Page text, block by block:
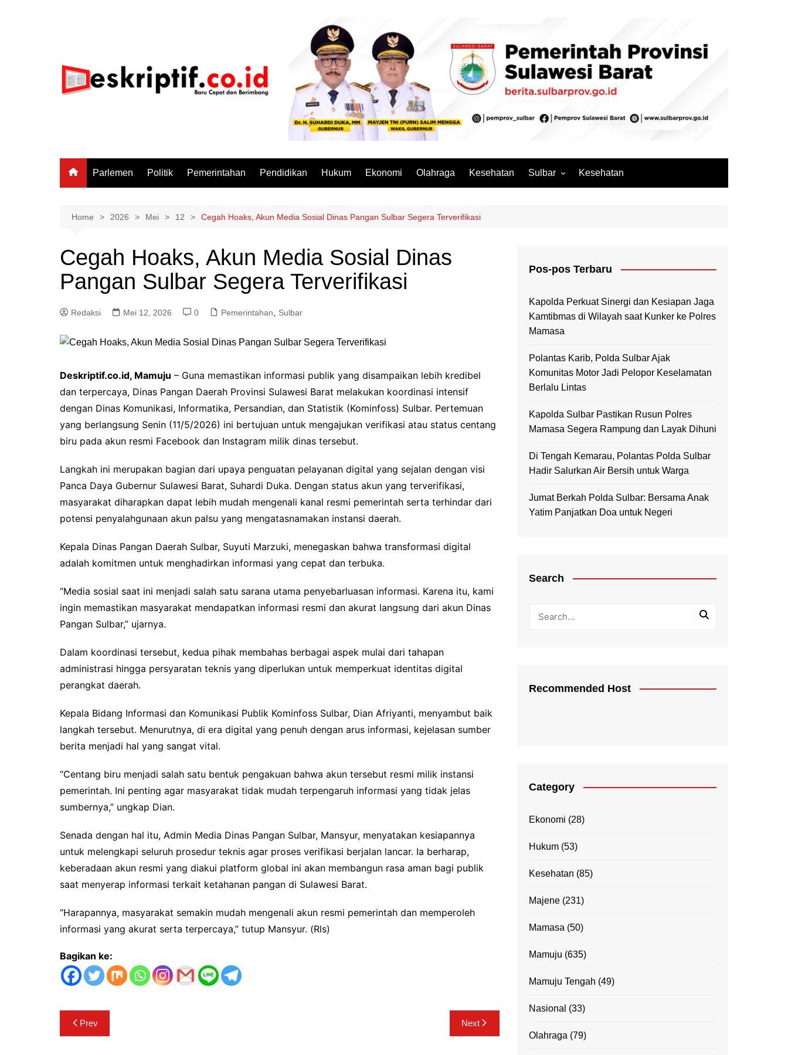
Parlemen Politik Pemerintahan Pendidikan Hukum Ekonomi Olahraga Kesehatan Sulbar
Mamasa
Kesehatan
Home 2026 Mei 12 Cegah Hoaks, Akun Media Sosial Dinas Pangan Sulbar Segera Terverifikasi
Cegah Hoaks, Akun Media Sosial Dinas
Pangan Sulbar Segera Terverifikasi
Redaksi Mei 12, 2026 0 Pemerintahan Sulbar
Deskriptif.co.id, Mamuju – Guna memastikan informasi publik yang disampaikan lebih kredibel
dan terpercaya, Dinas Pangan Daerah Provinsi Sulawesi Barat melakukan koordinasi intensif
dengan Dinas Komunikasi, Informatika, Persandian, dan Statistik (Kominfoss) Sulbar. Pertemuan
yang berlangsung Senin (11/5/2026) ini bertujuan untuk mengajukan verifikasi atau status centang
biru pada akun resmi Facebook dan Instagram milik dinas tersebut.
Langkah ini merupakan bagian dari upaya penguatan pelayanan digital yang sejalan dengan visi
Panca Daya Gubernur Sulawesi Barat, Suhardi Duka. Dengan status akun yang terverifikasi,
masyarakat diharapkan dapat lebih mudah mengenali kanal resmi pemerintah serta terhindar dari
potensi penyalahgunaan akun palsu yang mengatasnamakan instansi daerah.
Kepala Dinas Pangan Daerah Sulbar, Suyuti Marzuki, menegaskan bahwa transformasi digital
adalah komitmen untuk menghadirkan informasi yang cepat dan terbuka.
“Media sosial saat ini menjadi salah satu sarana utama penyebarluasan informasi. Karena itu, kami
ingin memastikan masyarakat mendapatkan informasi resmi dan akurat langsung dari akun Dinas
Pangan Sulbar,” ujarnya.
Dalam koordinasi tersebut, kedua pihak membahas berbagai aspek mulai dari tahapan
administrasi hingga persyaratan teknis yang diperlukan untuk memperkuat identitas digital
perangkat daerah.
Kepala Bidang Informasi dan Komunikasi Publik Kominfoss Sulbar, Dian Afriyanti, menyambut baik
langkah tersebut. Menurutnya, di era digital yang penuh dengan arus informasi, kejelasan sumber
berita menjadi hal yang sangat vital.
“Centang biru menjadi salah satu bentuk pengakuan bahwa akun tersebut resmi milik instansi
pemerintah. Ini penting agar masyarakat tidak mudah terpengaruh informasi yang tidak jelas
sumbernya,” ungkap Dian.
Senada dengan hal itu, Admin Media Dinas Pangan Sulbar, Mansyur, menyatakan kesiapannya
untuk melengkapi seluruh prosedur teknis agar proses verifikasi berjalan lancar. Ia berharap,
keberadaan akun resmi yang diakui platform global ini akan membangun rasa aman bagi publik
saat menyerap informasi terkait ketahanan pangan di Sulawesi Barat.
“Harapannya, masyarakat semakin mudah mengenali akun resmi pemerintah dan memperoleh
informasi yang akurat serta terpercaya,” tutup Mansyur. (Rls)
Bagikan ke:
Navigasi
pos
Prev Next
Pos-pos Terbaru
Kapolda Perkuat Sinergi dan Kesiapan Jaga
Kamtibmas di Wilayah saat Kunker ke Polres
Mamasa
Polantas Karib, Polda Sulbar Ajak
Komunitas Motor Jadi Pelopor Keselamatan
Berlalu Lintas
Kapolda Sulbar Pastikan Rusun Polres
Mamasa Segera Rampung dan Layak Dihuni
Di Tengah Kemarau, Polantas Polda Sulbar
Hadir Salurkan Air Bersih untuk Warga
Jumat Berkah Polda Sulbar: Bersama Anak
Yatim Panjatkan Doa untuk Negeri
Search
Recommended Host
Category
Ekonomi (28)
Hukum (53)
Kesehatan (85)
Majene (231)
Mamasa (50)
Mamuju (635)
Mamuju Tengah (49)
Nasional (33)
Olahraga (79)